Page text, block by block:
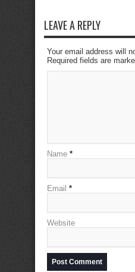
LEAVE A REPLY
Your email address will
Required fields are
Name *
Email *
Website